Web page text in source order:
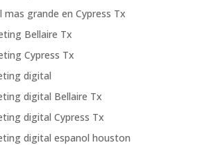
grande en Cypress Tx
Bellaire Tx
Cypress Tx
digital
digital Bellaire Tx
digital Cypress Tx
digital espanol houston